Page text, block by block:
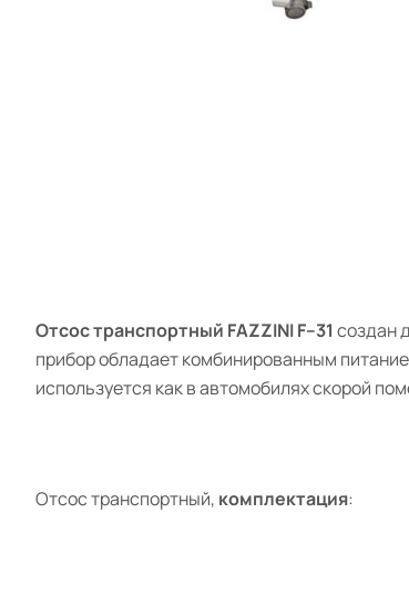
Отсос транспортный FAZZINI F–31 создан
прибор обладает комбинированным
используется как в автомобилях скорой
Отсос транспортный, комплектация: